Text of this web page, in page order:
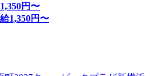
1,350円〜
1,350円〜